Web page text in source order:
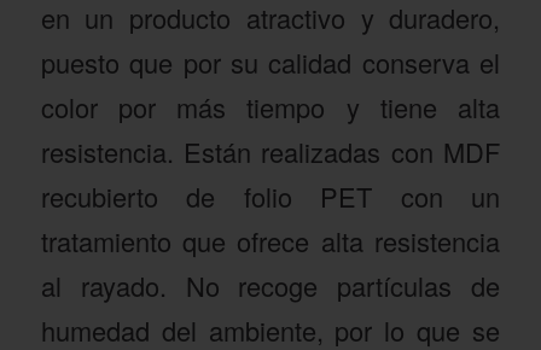
en un producto atractivo y duradero,
puesto que por su calidad conserva el
color por más tiempo y tiene alta
resistencia. Están realizadas con MDF
recubierto de folio PET con un
tratamiento que ofrece alta resistencia
al rayado. No recoge partículas de
humedad del ambiente, por lo que se